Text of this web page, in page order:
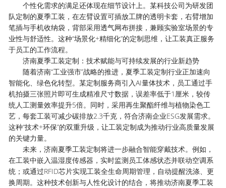
个性化需求的满足还体现在细节设计上。某科技公司为研发团
队定制的夏季工装，在左臂设置可插放工牌的透明卡套，右臂增加
笔插与手机收纳袋，背部采用透气网布拼接，兼顾实验室场景的专
业性与舒适性。这种“场景化+精细化”的定制思维，让工装真正服务
于员工的工作流程。
济南夏季工装定制：技术赋能与可持续发展的行业新趋势
随着济南“工业强市”战略的推进，夏季工装定制行业正加速向
智能化、绿色化转型。某定制服务商引入AI量体技术，员工通过手
机拍摄三张照片即可生成精准尺寸数据，误差率低于1厘米，较传
统人工测量效率提升5倍。同时，采用再生聚酯纤维与植物染色工
艺，每套工装可减少碳排放2.3千克，符合济南企业ESG发展需求。
这种“技术+环保”的双重升级，让工装定制成为推动行业高质量发展
的关键力量。
未来，济南夏季工装定制将进一步融合智能穿戴技术。例如，
在工装中嵌入温湿度传感器，实时监测员工体感状态并联动空调系
统；或通过RFID芯片实现工装全生命周期管理，自动提醒洗涤、更
换周期。这种技术创新与人性化设计的结合，将推动济南夏季工装